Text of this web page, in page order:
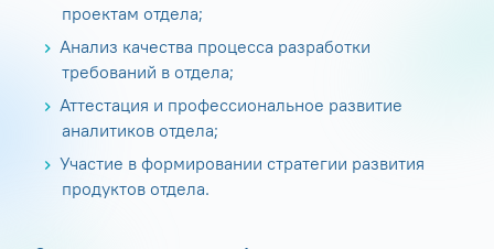
проектам отдела;
Анализ качества процесса разработки
требований в отдела;
Аттестация и профессиональное развитие
аналитиков отдела;
Участие в формировании стратегии развития
продуктов отдела.